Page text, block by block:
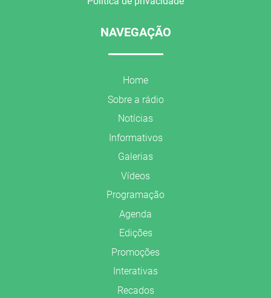
NAVEGAÇÃO
Home
Sobre a rádio
Notícias
Informativos
Galerias
Vídeos
Programação
Agenda
Edições
Promoções
Interativas
Recados